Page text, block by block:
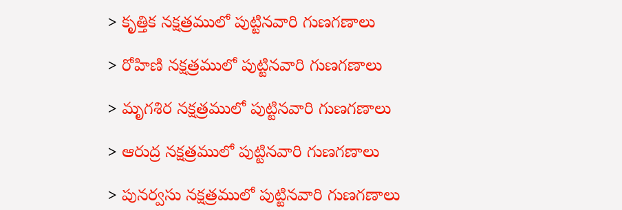
> కృత్తిక నక్షత్రములో పుట్టినవారి గుణగణాలు
> రోహిణి నక్షత్రములో పుట్టినవారి గుణగణాలు
> మృగశిర నక్షత్రములో పుట్టినవారి గుణగణాలు
> ఆరుద్ర నక్షత్రములో పుట్టినవారి గుణగణాలు
> పునర్వసు నక్షత్రములో పుట్టినవారి గుణగణాలు